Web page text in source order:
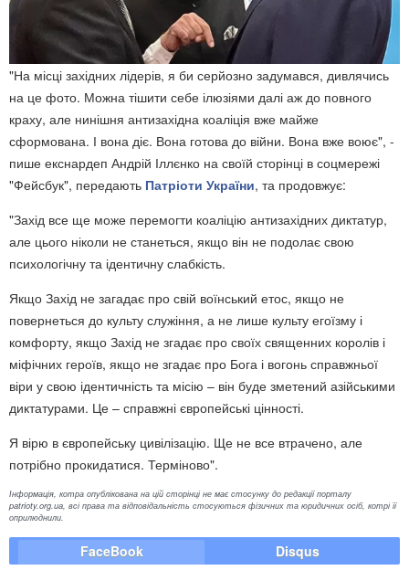
"На місці західних лідерів, я би серйозно задумався, дивлячись
на це фото. Можна тішити себе ілюзіями далі аж до повного
краху, але нинішня антизахідна коаліція вже майже
сформована. І вона діє. Вона готова до війни. Вона вже воює", -
пише екснардеп Андрій Іллєнко на своїй сторінці в соцмережі
"Фейсбук", передають Патріоти України, та продовжує:
"Захід все ще може перемогти коаліцію антизахідних диктатур,
але цього ніколи не станеться, якщо він не подолає свою
психологічну та ідентичну слабкість.
Якщо Захід не загадає про свій воїнський етос, якщо не
повернеться до культу служіння, а не лише культу егоїзму і
комфорту, якщо Захід не згадає про своїх священних королів і
міфічних героїв, якщо не згадає про Бога і вогонь справжньої
віри у свою ідентичність та місію – він буде зметений азійськими
диктатурами. Це – справжні європейські цінності.
Я вірю в європейську цивілізацію. Ще не все втрачено, але
потрібно прокидатися. Терміново".
Інформація, котра опублікована на цій сторінці не має стосунку до редакції порталу
patrioty.org.ua, всі права та відповідальність стосуються фізичних та юридичних осіб, котрі її
оприлюднили.
FaceBook Disqus